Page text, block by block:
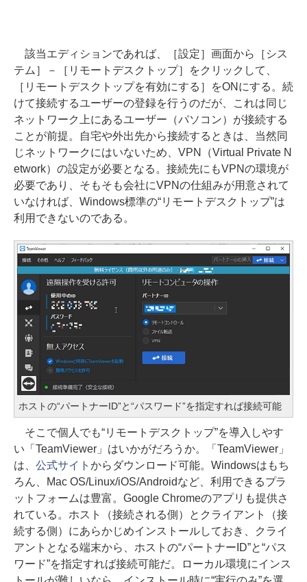
該当エディションであれば、［設定］画面から［シス
テム］－［リモートデスクトップ］をクリックして、
［リモートデスクトップを有効にする］をONにする。続
けて接続するユーザーの登録を行うのだが、これは同じ
ネットワーク上にあるユーザー（パソコン）が接続する
ことが前提。自宅や外出先から接続するときは、当然同
じネットワークにはいないため、VPN（Virtual Private N
etwork）の設定が必要となる。接続先にもVPNの環境が
必要であり、そもそも会社にVPNの仕組みが用意されて
いなければ、Windows標準の“リモートデスクトップ”は
利用できないのである。
ホストの“パートナーID”と“パスワード”を指定すれば接続可能
そこで個人でも“リモートデスクトップ”を導入しやす
い「TeamViewer」はいかがだろうか。「TeamViewer」
は、 公式サイト からダウンロード可能。Windowsはもち
ろん、Mac OS/Linux/iOS/Androidなど、利用できるプラ
ットフォームは豊富。Google Chromeのアプリも提供さ
れている。ホスト（接続される側）とクライアント（接
続する側）にあらかじめインストールしておき、クライ
アントとなる端末から、ホストの“パートナーID”と“パス
ワード”を指定すれば接続可能だ。ローカル環境にインス